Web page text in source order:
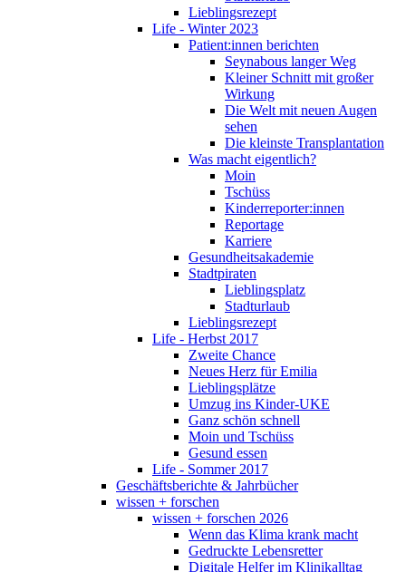
Lieblingsrezept
Life - Winter 2023
Patient:innen berichten
Seynabous langer Weg
Kleiner Schnitt mit großer
Wirkung
Die Welt mit neuen Augen
sehen
Die kleinste Transplantation
Was macht eigentlich?
Moin
Tschüss
Kinderreporter:innen
Reportage
Karriere
Gesundheitsakademie
Stadtpiraten
Lieblingsplatz
Stadturlaub
Lieblingsrezept
Life - Herbst 2017
Zweite Chance
Neues Herz für Emilia
Lieblingsplätze
Umzug ins Kinder-UKE
Ganz schön schnell
Moin und Tschüss
Gesund essen
Life - Sommer 2017
Geschäftsberichte & Jahrbücher
wissen + forschen
wissen + forschen 2026
Wenn das Klima krank macht
Gedruckte Lebensretter
Digitale Helfer im Klinikalltag